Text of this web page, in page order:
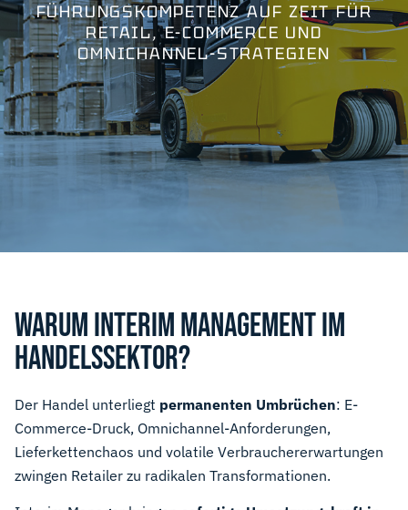
FÜHRUNGSKOMPETENZ AUF ZEIT FÜR
RETAIL, E-COMMERCE UND
OMNICHANNEL-STRATEGIEN
WARUM INTERIM MANAGEMENT IM
HANDELSSEKTOR?
Der Handel unterliegt permanenten Umbrüchen: E-
Commerce-Druck, Omnichannel-Anforderungen,
Lieferkettenchaos und volatile Verbrauchererwartungen
zwingen Retailer zu radikalen Transformationen.